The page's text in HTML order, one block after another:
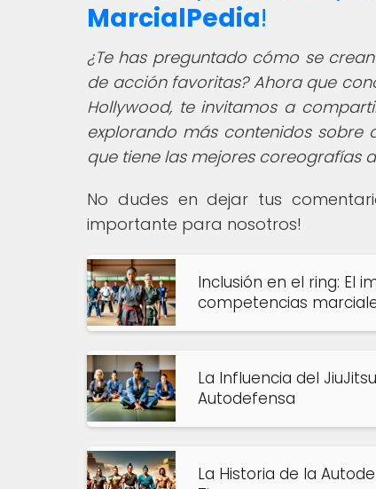
MarcialPedia!
¿Te has preguntado cómo se
de acción favoritas? Ahora que
Hollywood, te invitamos a
explorando más contenidos sobre
que tiene las mejores coreografías
No dudes en dejar tus
importante para nosotros!
Inclusión en el ring: El
competencias
La Influencia del
Autodefensa
La Historia de la